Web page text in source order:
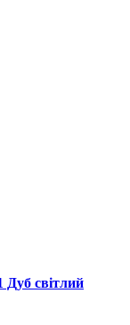
Дуб світлий